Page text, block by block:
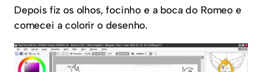
Depois fiz os olhos, focinho e a boca do Romeo e
comecei a colorir o desenho.